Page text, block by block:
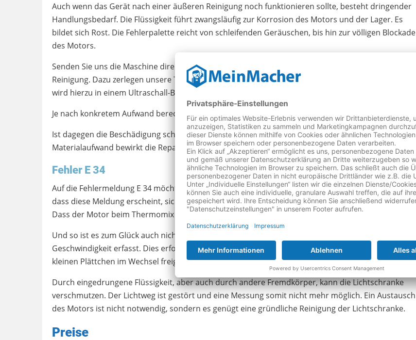
Auch wenn das Gerät nach einer äußeren Reinigung noch funktionieren sollte, besteht dringender
Handlungsbedarf. Die Flüssigkeit führt zwangsläufig zur Korrosion des Motors und der Lager. Es
bildet sich Rost. Die Fehlerpalette reicht von schleifenden Geräuschen, bis hin zur völligen Blockade
des Motors.
Senden Sie uns die Maschine direkt nach dem Schadensereignis zu, genügt eine umfassende
Reinigung. Dazu zerlegen unsere Techniker das Gerät und reinigen die Komponenten. Der Motor
wird hierzu in einem Ultraschall-Bad von den Speiseresten befreit.
Je nach konkretem Aufwand berechnen wir dafür zwischen 120,- € und 180,- EUR.
Ist dagegen die Beschädigung schon zu stark, müssen wir den Motor erneuern. Der höhere
Materialaufwand bewirkt die Reparaturkosten in Höhe von 199,- EUR.
Fehler E 34
Auf die Fehlermeldung E 34 möchte ich noch einmal gesondert eingehen. Es ist durchaus möglich,
dass diese Meldung erscheint, sich der Motor aber leicht und ohne Schleifgeräusche drehen lässt.
Dass der Motor beim Thermomix TM31 defekt sein soll, möchte man hier nicht glauben.
Und so ist es zum Glück auch nicht! Der Motor des TM31 besitzt einen Tacho, der seine Dreh-
Geschwindigkeit erfasst. Dies erfolgt über eine Lichtschranke, die während der Bewegung von
kleinen Plättchen im Wechsel freigegeben und versperrt wird.
Durch eingedrungene Flüssigkeit, aber auch durch andere Fremdkörper, kann die Lichtschranke
verschmutzen. Der Lichtweg ist gestört und eine Messung somit nicht mehr möglich. Ein Austausch
des Motors ist nicht notwendig, sondern es genügt eine gründliche Reinigung der Lichtschranke.
Preise